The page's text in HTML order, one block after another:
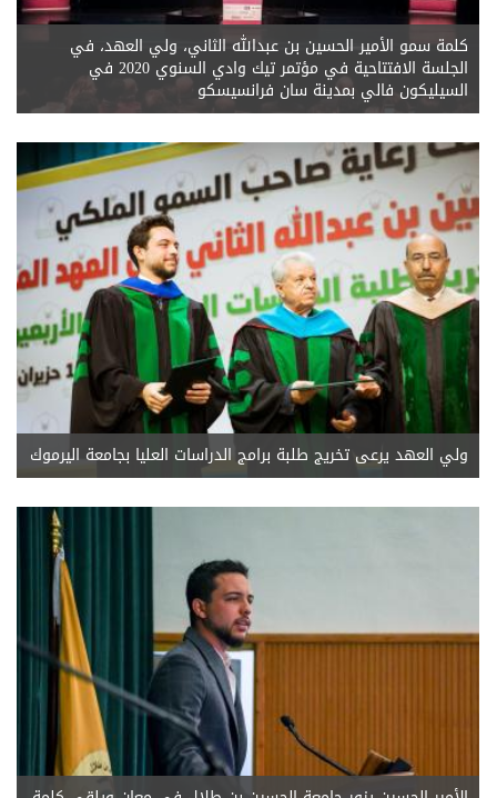
كلمة سمو الأمير الحسين بن عبدالله الثاني، ولي العهد، في
الجلسة الافتتاحية في مؤتمر تيك وادي السنوي 2020 في
السيليكون فالي بمدينة سان فرانسيسكو
ولي العهد يرعى تخريج طلبة برامج الدراسات العليا بجامعة اليرموك